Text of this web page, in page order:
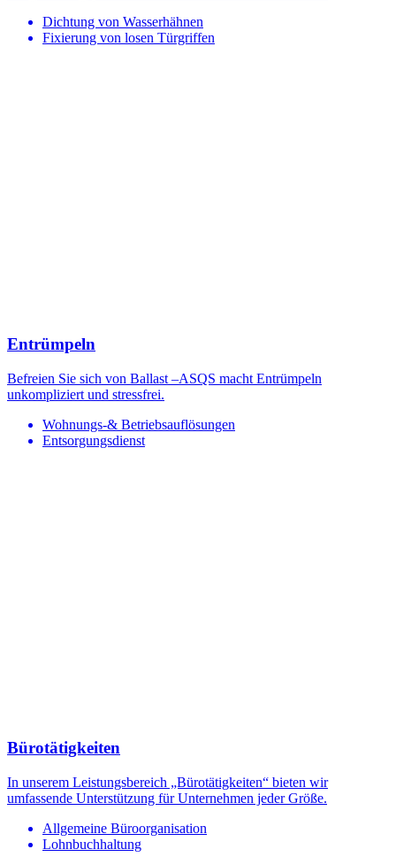
Dichtung von Wasserhähnen
Fixierung von losen Türgriffen
Entrümpeln
Befreien Sie sich von Ballast –ASQS macht Entrümpeln
unkompliziert und stressfrei.
Wohnungs-& Betriebsauflösungen
Entsorgungsdienst
Bürotätigkeiten
In unserem Leistungsbereich „Bürotätigkeiten“ bieten wir
umfassende Unterstützung für Unternehmen jeder Größe.
Allgemeine Büroorganisation
Lohnbuchhaltung